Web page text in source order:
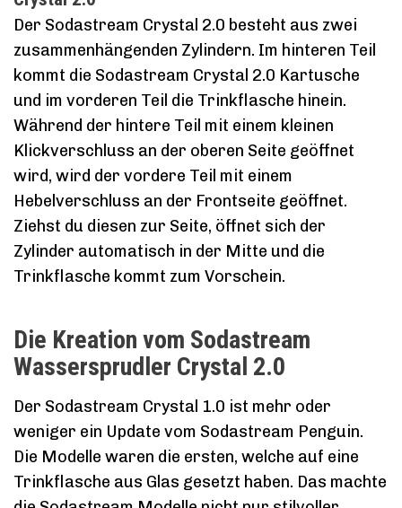
Der Sodastream Crystal 2.0 besteht aus zwei
zusammenhängenden Zylindern. Im hinteren Teil
kommt die Sodastream Crystal 2.0 Kartusche
und im vorderen Teil die Trinkflasche hinein.
Während der hintere Teil mit einem kleinen
Klickverschluss an der oberen Seite geöffnet
wird, wird der vordere Teil mit einem
Hebelverschluss an der Frontseite geöffnet.
Ziehst du diesen zur Seite, öffnet sich der
Zylinder automatisch in der Mitte und die
Trinkflasche kommt zum Vorschein.
Die Kreation vom Sodastream
Wassersprudler Crystal 2.0
Der Sodastream Crystal 1.0 ist mehr oder
weniger ein Update vom Sodastream Penguin.
Die Modelle waren die ersten, welche auf eine
Trinkflasche aus Glas gesetzt haben. Das machte